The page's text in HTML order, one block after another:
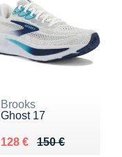
Brooks
Ghost 17
150 €
Au lieu de 150 €
128 €
Vendu 128 €